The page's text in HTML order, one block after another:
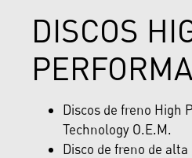
DISCOS
Discos de freno High
Technology O.E.M.
Disco de freno de